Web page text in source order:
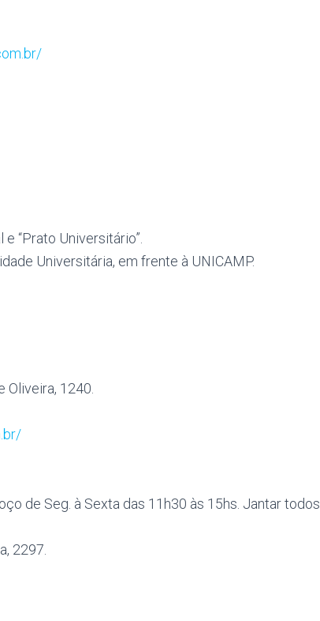
“Prato Universitário”.
Universitária, em frente à UNICAMP.
Oliveira, 1240.
de Seg. à Sexta das 11h30 às 15hs. Jantar todos
2297.